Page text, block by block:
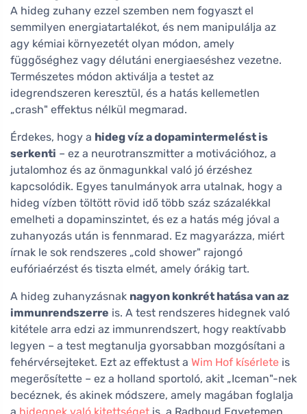
A hideg zuhany ezzel szemben nem fogyaszt el
semmilyen energiatartalékot, és nem manipulálja az
agy kémiai környezetét olyan módon, amely
függőséghez vagy délutáni energiaeséshez vezetne.
Természetes módon aktiválja a testet az
idegrendszeren keresztül, és a hatás kellemetlen
„crash" effektus nélkül megmarad.
Érdekes, hogy a hideg víz a dopamintermelést is
serkenti – ez a neurotranszmitter a motivációhoz, a
jutalomhoz és az önmagunkkal való jó érzéshez
kapcsolódik. Egyes tanulmányok arra utalnak, hogy a
hideg vízben töltött rövid idő több száz százalékkal
emelheti a dopaminszintet, és ez a hatás még jóval a
zuhanyozás után is fennmarad. Ez magyarázza, miért
írnak le sok rendszeres „cold shower" rajongó
eufóriaérzést és tiszta elmét, amely órákig tart.
A hideg zuhanyzásnak nagyon konkrét hatása van az
immunrendszerre is. A test rendszeres hidegnek való
kitétele arra edzi az immunrendszert, hogy reaktívabb
legyen – a test megtanulja gyorsabban mozgósítani a
fehérvérsejteket. Ezt az effektust a Wim Hof kísérlete is
megerősítette – ez a holland sportoló, akit „Iceman"-nek
becéznek, és akinek módszere, amely magában foglalja